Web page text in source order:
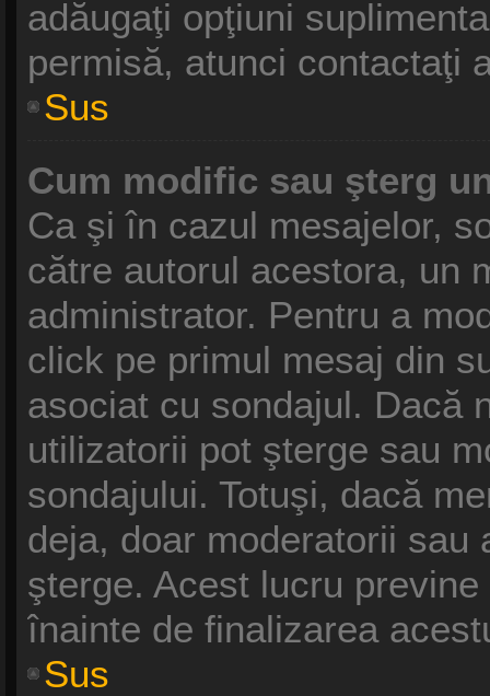
adăugaţi opţiuni
permisă, atunci contactaţi
Sus
Cum modific sau şterg
Ca şi în cazul mesajelor,
către autorul acestora, un
administrator. Pentru a
click pe primul mesaj din
asociat cu sondajul. Dacă
utilizatorii pot şterge sau
sondajului. Totuşi, dacă
deja, doar moderatorii
şterge. Acest lucru
înainte de finalizarea
Sus